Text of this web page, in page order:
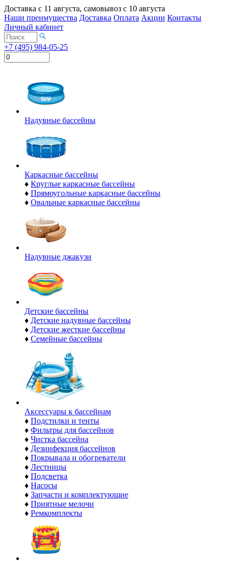
Доставка с 11 августа, самовывоз с 10 августа
Наши преимущества Доставка Оплата Акции Контакты
Личный кабинет
+7 (495) 984-05-25
Надувные бассейны
Каркасные бассейны
♦ Круглые каркасные бассейны
♦ Прямоугольные каркасные бассейны
♦ Овальные каркасные бассейны
Надувные джакузи
Детские бассейны
♦ Детские надувные бассейны
♦ Детские жесткие бассейны
♦ Семейные бассейны
Аксессуары к бассейнам
♦ Подстилки и тенты
♦ Фильтры для бассейнов
♦ Чистка бассейна
♦ Дезинфекция бассейнов
♦ Покрывала и обогреватели
♦ Лестницы
♦ Подсветка
♦ Насосы
♦ Запчасти и комплектующие
♦ Приятные мелочи
♦ Ремкомплекты